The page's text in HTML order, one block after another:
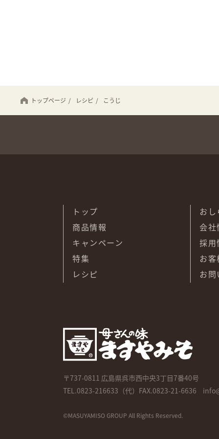
トップページ / レシピ / こうじ
トップ
商品情報
キャンペーン
特集
レシピ
お
会
採用
お
お
〒737-0811 広島県呉市西中央3丁目7番40号
TEL.0823-216633 （代）FAX.0823-21-6636
©MASUYAMISO GROUP All Rights Reserved.